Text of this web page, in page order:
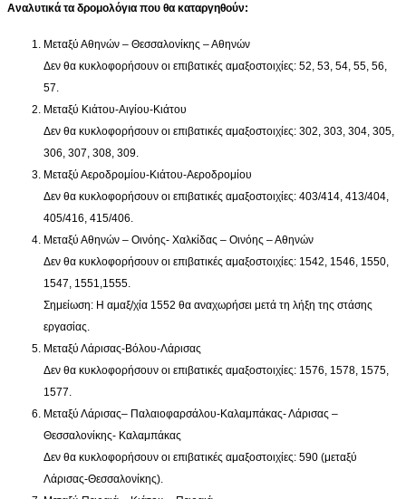
Αναλυτικά τα δρομολόγια που θα καταργηθούν:
Μεταξύ Αθηνών – Θεσσαλονίκης – Αθηνών
Δεν θα κυκλοφορήσουν οι επιβατικές αμαξοστοιχίες: 52, 53, 54, 55, 56,
57.
Μεταξύ Κιάτου-Αιγίου-Κιάτου
Δεν θα κυκλοφορήσουν οι επιβατικές αμαξοστοιχίες: 302, 303, 304, 305,
306, 307, 308, 309.
Μεταξύ Αεροδρομίου-Κιάτου-Αεροδρομίου
Δεν θα κυκλοφορήσουν οι επιβατικές αμαξοστοιχίες: 403/414, 413/404,
405/416, 415/406.
Μεταξύ Αθηνών – Οινόης- Χαλκίδας – Οινόης – Αθηνών
Δεν θα κυκλοφορήσουν οι επιβατικές αμαξοστοιχίες: 1542, 1546, 1550,
1547, 1551,1555.
Σημείωση: Η αμαξ/χία 1552 θα αναχωρήσει μετά τη λήξη της στάσης
εργασίας.
Μεταξύ Λάρισας-Βόλου-Λάρισας
Δεν θα κυκλοφορήσουν οι επιβατικές αμαξοστοιχίες: 1576, 1578, 1575,
1577.
Μεταξύ Λάρισας– Παλαιοφαρσάλου-Καλαμπάκας- Λάρισας –
Θεσσαλονίκης- Καλαμπάκας
Δεν θα κυκλοφορήσουν οι επιβατικές αμαξοστοιχίες: 590 (μεταξύ
Λάρισας-Θεσσαλονίκης).